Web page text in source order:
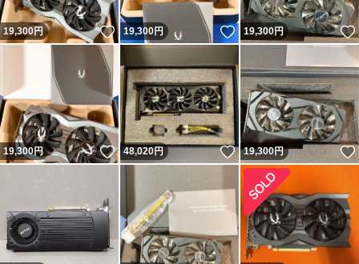
19,300円 いいね！
19,300円 いいね！
19,300円
19,300円 いいね！
48,020円 いいね！
19,300円